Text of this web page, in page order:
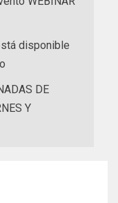
disponible
DE
Y